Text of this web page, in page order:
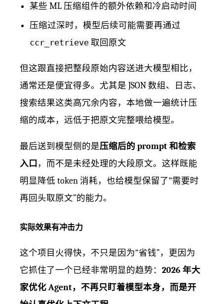
某些 ML 压缩组件的额外依赖和冷启动时间
压缩过深时，模型后续可能需要再通过
ccr_retrieve 取回原文
但这跟直接把整段原始内容送进大模型相比，
通常还是便宜得多。尤其是 JSON 数组、日志、
搜索结果这类高冗余内容，本地做一遍统计压
缩的成本，远低于把原文完整喂给模型。
最后送到模型侧的是压缩后的 prompt 和检索
入口 ，而不是未经处理的大段原文。这样既能
明显降低 token 消耗，也给模型保留了“需要时
再回头取原文”的能力。
实际效果有冲击力
这个项目火得快，不只是因为“省钱”，更因为
它抓住了一个已经非常明显的趋势： 2026 年大
家优化 Agent，不再只盯着模型本身，而是开